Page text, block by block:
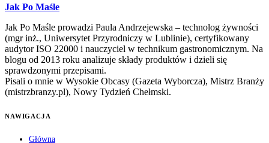
Jak Po Maśle
Jak Po Maśle prowadzi Paula Andrzejewska – technolog żywności
(mgr inż., Uniwersytet Przyrodniczy w Lublinie), certyfikowany
audytor ISO 22000 i nauczyciel w technikum gastronomicznym. Na
blogu od 2013 roku analizuje składy produktów i dzieli się
sprawdzonymi przepisami.
Pisali o mnie w Wysokie Obcasy (Gazeta Wyborcza), Mistrz Branży
(mistrzbranzy.pl), Nowy Tydzień Chełmski.
NAWIGACJA
Główna